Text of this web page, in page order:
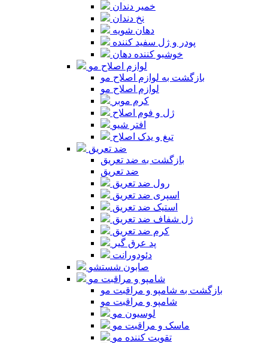
خمیر دندان
نخ دندان
دهان شویه
پودر و ژل سفید کننده
خوشبو کننده دهان
لوازم اصلاح مو
بازگشت به لوازم اصلاح مو
لوازم اصلاح مو
کرم موبر
ژل و فوم اصلاح
افتر شیو
تیغ و یدک اصلاح
ضد تعریق
بازگشت به ضد تعریق
ضد تعریق
رول ضد تعریق
اسپری ضد تعریق
استیک ضد تعریق
ژل شفاف ضد تعریق
کرم ضد تعریق
پد عرق گیر
دئودورانت
صابون شستشو
شامپو و مراقبت مو
بازگشت به شامپو و مراقبت مو
شامپو و مراقبت مو
لوسیون مو
ماسک و مراقبت مو
تقویت کننده مو